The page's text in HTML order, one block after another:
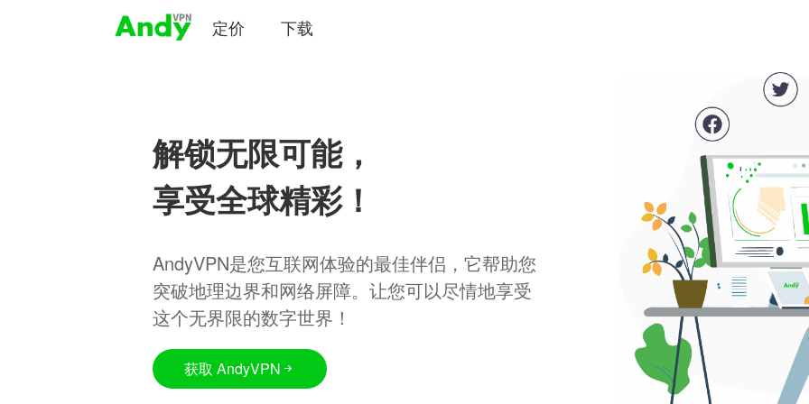
定价 下载
解锁无限可能，
享受全球精彩！
AndyVPN是您互联网体验的最佳伴侣，它帮助您
突破地理边界和网络屏障。让您可以尽情地享受
这个无界限的数字世界！
获取 AndyVPN